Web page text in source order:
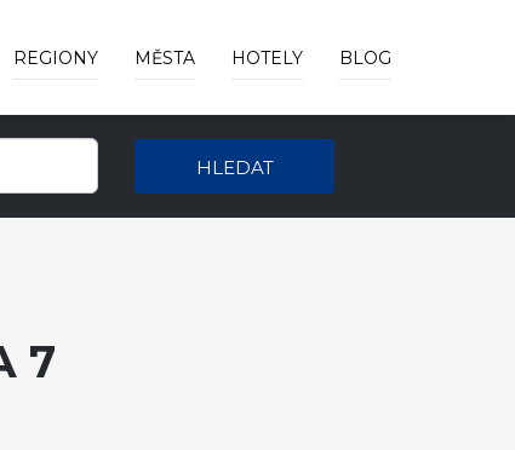
REGIONY MĚSTA HOTELY BLOG
HLEDAT
7